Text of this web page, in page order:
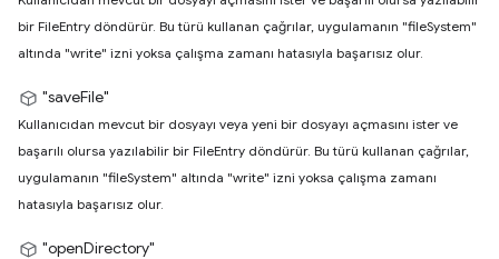
bir FileEntry döndürür. Bu türü kullanan çağrılar, uygulamanın "fileSystem"
altında "write" izni yoksa çalışma zamanı hatasıyla başarısız olur.
"saveFile"
Kullanıcıdan mevcut bir dosyayı veya yeni bir dosyayı açmasını ister ve
başarılı olursa yazılabilir bir FileEntry döndürür. Bu türü kullanan çağrılar,
uygulamanın "fileSystem" altında "write" izni yoksa çalışma zamanı
hatasıyla başarısız olur.
"openDirectory"